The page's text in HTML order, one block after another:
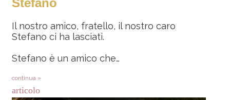
Stefano
Il nostro amico, fratello, il nostro caro
Stefano ci ha lasciati.
Stefano è un amico che…
continua »
articolo